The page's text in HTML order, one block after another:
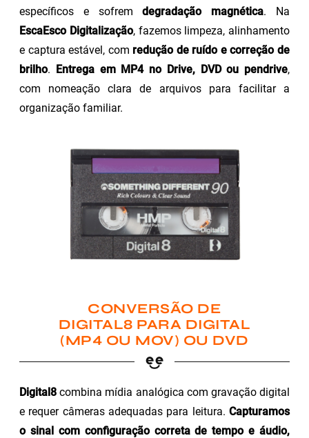
específicos e sofremdegradação magnética. Na
EscaEsco Digitalização, fazemos limpeza, alinhamento
e captura estável, com redução de ruído e correção de
brilho. Entrega em MP4 no Drive, DVD ou pendrive,
com nomeação clara de arquivos para facilitar a
organização familiar.
CONVERSÃO DE
DIGITAL8 PARA DIGITAL
(MP4 OU MOV) OU DVD
Digital8 combina mídia analógica com gravação digital
e requer câmeras adequadas para leitura. Capturamos
o sinal com configuração correta de tempo e áudio,